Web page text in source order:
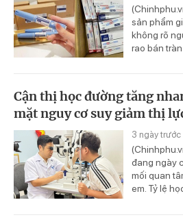
sản phẩm
không rõ
rao bán tràn
Cận thị học đường tăng
mặt nguy cơ suy giảm thị
3 ngày trước
đang ngày
mối quan
em. Tỷ lệ